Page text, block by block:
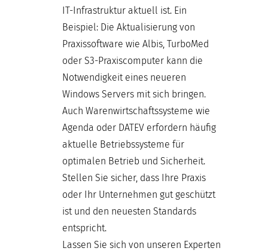
IT-Infrastruktur aktuell ist. Ein
Beispiel: Die Aktualisierung von
Praxissoftware wie Albis, TurboMed
oder S3-Praxiscomputer kann die
Notwendigkeit eines neueren
Windows Servers mit sich bringen.
Auch Warenwirtschaftssysteme wie
Agenda oder DATEV erfordern häufig
aktuelle Betriebssysteme für
optimalen Betrieb und Sicherheit.
Stellen Sie sicher, dass Ihre Praxis
oder Ihr Unternehmen gut geschützt
ist und den neuesten Standards
entspricht.
Lassen Sie sich von unseren Experten